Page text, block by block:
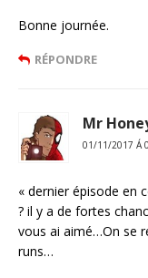
Bonne journée.
RÉPONDRE
Mr
01/11/2017 Á
« dernier épisode en
? il y a de fortes
vous ai aimé…On se
runs…